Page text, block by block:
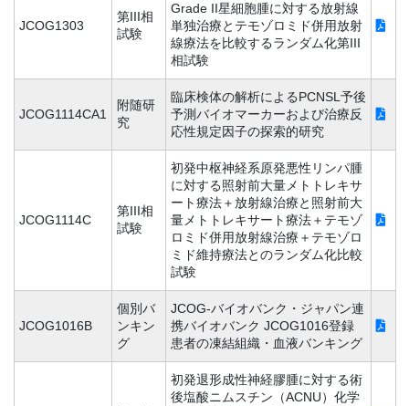
JCOG1303
第III相
試験
Grade II星細胞腫に対する放射線
単独治療とテモゾロミド併用放射
線療法を比較するランダム化第III
相試験
JCOG1114CA1
附随研
究
臨床検体の解析によるPCNSL予後
予測バイオマーカーおよび治療反
応性規定因子の探索的研究
JCOG1114C
第III相
試験
初発中枢神経系原発悪性リンパ腫
に対する照射前大量メトトレキサ
ート療法＋放射線治療と照射前大
量メトトレキサート療法＋テモゾ
ロミド併用放射線治療＋テモゾロ
ミド維持療法とのランダム化比較
試験
JCOG1016B
個別バ
ンキン
グ
JCOG-バイオバンク・ジャパン連
携バイオバンク JCOG1016登録
患者の凍結組織・血液バンキング
初発退形成性神経膠腫に対する術
後塩酸ニムスチン（ACNU）化学